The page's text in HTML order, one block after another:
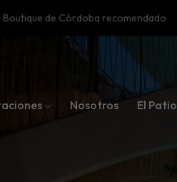
Boutique de Córdoba recomendado
Nosotros El Patio